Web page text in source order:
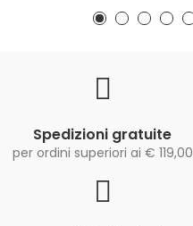
Spedizioni gratuite
per ordini superiori ai € 119,00